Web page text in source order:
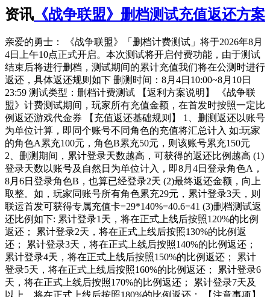
资讯 《战争联盟》删档测试充值返还方案
亲爱的勇士： 《战争联盟》「删档计费测试」将于2026年8月
4日上午10点正式开启。本次测试将开启付费功能，由于测试
结束后将进行删档，测试期间的累计充值我们将在公测时进行
返还，具体返还规则如下 删测时间：8月4日10:00~8月10日
23:59 测试类型：删档计费测试 【返利方案说明】 《战争联
盟》计费测试期间，玩家所有充值金额，在首发时按照一定比
例返还游戏代金券 【充值返还基础规则】 1、删测返还以账号
为单位计算，即同个账号不同角色的充值将汇总计入 如:玩家
的角色A累充100元，角色B累充50元，则该账号累充150元
2、删测期间，累计登录天数越高，可获得的返还比例越高 (1)
登录天数以账号及自然日为单位计入，即8月4日登录角色A，
8月6日登录角色B，也算已经登录2天 (2)最终返还金额，向上
取整。如，玩家同账号所有角色累充29元，累计登录3天，则
联运首发可获得专属充值卡=29*140%=40.6=41 (3)删档测试返
还比例如下: 累计登录1天，将在正式上线后按照120%的比例
返还； 累计登录2天，将在正式上线后按照130%的比例返
还； 累计登录3天，将在正式上线后按照140%的比例返还；
累计登录4天，将在正式上线后按照150%的比例返还； 累计
登录5天，将在正式上线后按照160%的比例返还； 累计登录6
天，将在正式上线后按照170%的比例返还； 累计登录7天及